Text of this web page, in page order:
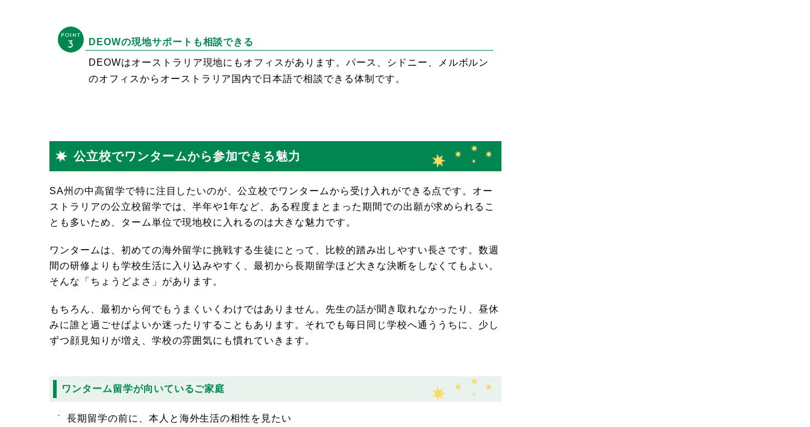
POINT
3
DEOWの現地サポートも相談できる
DEOWはオーストラリア現地にもオフィスがあります。パース、シドニー、メルボルン
のオフィスからオーストラリア国内で日本語で相談できる体制です。
公立校でワンタームから参加できる魅力
SA州の中高留学で特に注目したいのが、公立校でワンタームから受け入れができる点です。オー
ストラリアの公立校留学では、半年や1年など、ある程度まとまった期間での出願が求められるこ
とも多いため、ターム単位で現地校に入れるのは大きな魅力です。
ワンタームは、初めての海外留学に挑戦する生徒にとって、比較的踏み出しやすい長さです。数週
間の研修よりも学校生活に入り込みやすく、最初から長期留学ほど大きな決断をしなくてもよい。
そんな「ちょうどよさ」があります。
もちろん、最初から何でもうまくいくわけではありません。先生の話が聞き取れなかったり、昼休
みに誰と過ごせばよいか迷ったりすることもあります。それでも毎日同じ学校へ通ううちに、少し
ずつ顔見知りが増え、学校の雰囲気にも慣れていきます。
ワンターム留学が向いているご家庭
長期留学の前に、本人と海外生活の相性を見たい